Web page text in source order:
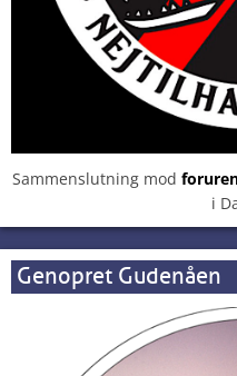
Sammenslutning mod
i
Genopret Gudenåen